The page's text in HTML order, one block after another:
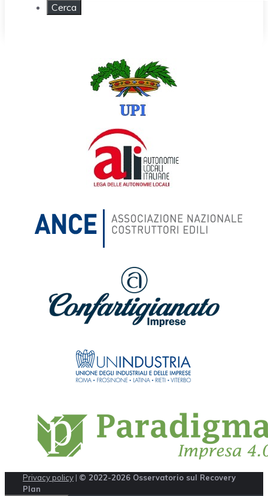
Privacy policy | © 2022-2026 Osservatorio sul Recovery
Plan